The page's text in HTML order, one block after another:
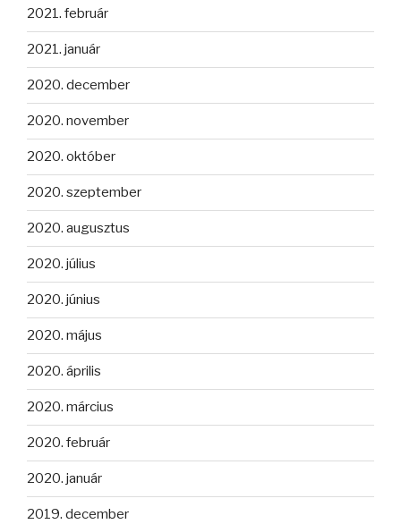
2021. február
2021. január
2020. december
2020. november
2020. október
2020. szeptember
2020. augusztus
2020. július
2020. június
2020. május
2020. április
2020. március
2020. február
2020. január
2019. december